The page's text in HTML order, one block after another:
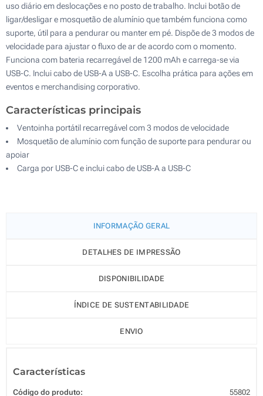
uso diário em deslocações e no posto de trabalho. Inclui botão de
ligar/desligar e mosquetão de alumínio que também funciona como
suporte, útil para a pendurar ou manter em pé. Dispõe de 3 modos de
velocidade para ajustar o fluxo de ar de acordo com o momento.
Funciona com bateria recarregável de 1200 mAh e carrega-se via
USB-C. Inclui cabo de USB-A a USB-C. Escolha prática para ações em
eventos e merchandising corporativo.
Características principais
Ventoinha portátil recarregável com 3 modos de velocidade
Mosquetão de alumínio com função de suporte para pendurar ou
apoiar
Carga por USB-C e inclui cabo de USB-A a USB-C
INFORMAÇÃO GERAL
DETALHES DE IMPRESSÃO
DISPONIBILIDADE
ÍNDICE DE SUSTENTABILIDADE
ENVIO
Características
Código do produto: 55802